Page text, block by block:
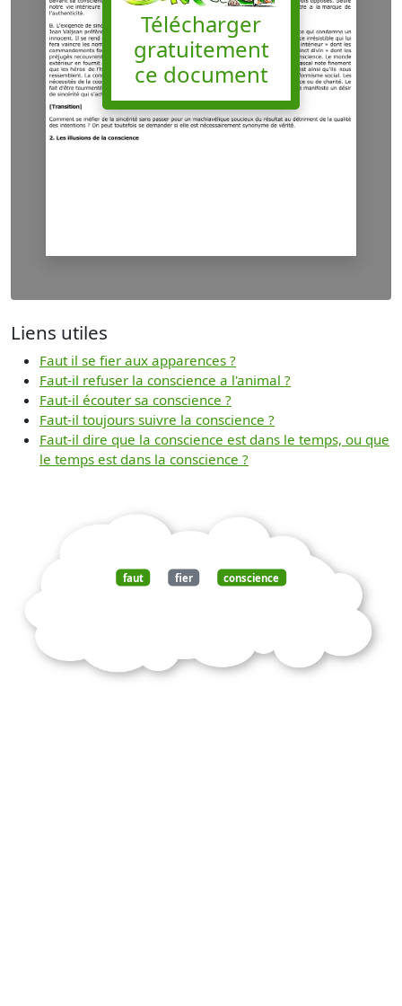
Télécharger
gratuitement
ce document
Liens utiles
Faut il se fier aux apparences ?
Faut-il refuser la conscience a l'animal ?
Faut-il écouter sa conscience ?
Faut-il toujours suivre la conscience ?
Faut-il dire que la conscience est dans le temps, ou que
le temps est dans la conscience ?
faut fier conscience